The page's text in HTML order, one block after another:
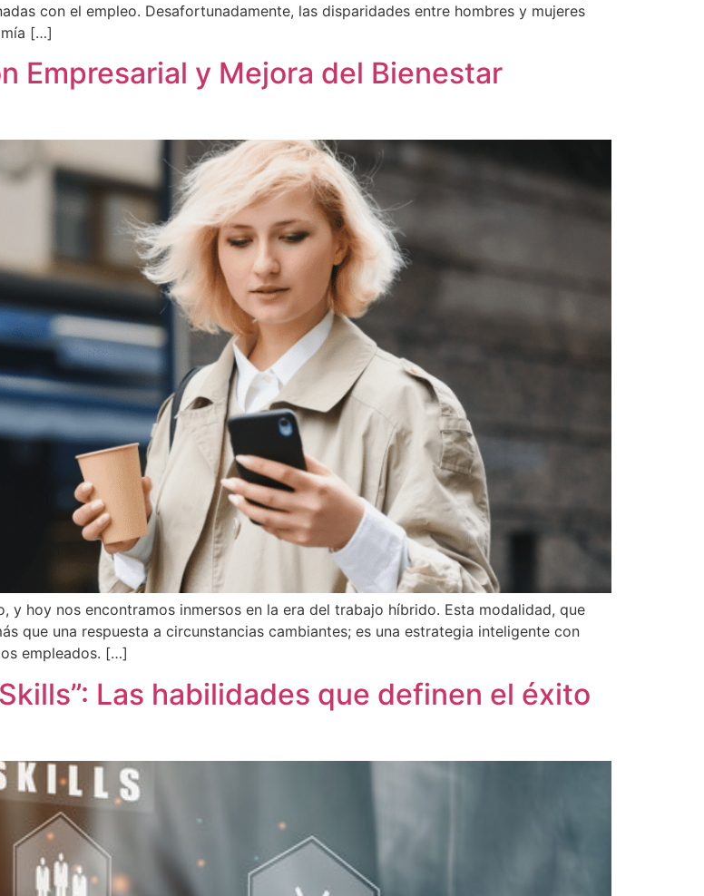
con el empleo. Desafortunadamente, las disparidades entre hombres y mujeres
[…]
Empresarial y Mejora del Bienestar
y hoy nos encontramos inmersos en la era del trabajo híbrido. Esta modalidad, que
que una respuesta a circunstancias cambiantes; es una estrategia inteligente con
empleados. […]
Las habilidades que definen el éxito